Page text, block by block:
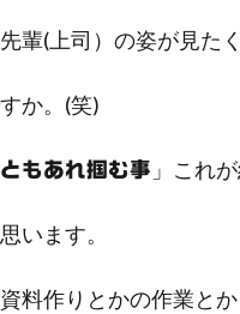
輩(上司）の姿が見た
か。(笑)
もあれ掴む事 」これ
います。
料作りとかの作業と